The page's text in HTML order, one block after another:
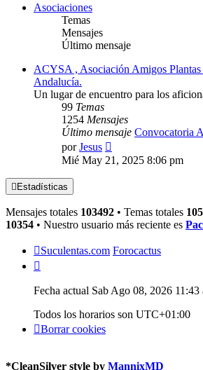
Asociaciones
Temas
Mensajes
Último mensaje
ACYSA , Asociación Amigos Plantas
Andalucía.
Un lugar de encuentro para los
99 Temas
1254 Mensajes
Último mensaje Convocatoria
porJesus
último
mensaje
Mié May 21, 2025 8:06 pm
Estadísticas
Mensajes totales 103492 • Temas totales
10354 • Nuestro usuario más reciente es
Suculentas.com Forocactus
Fecha actual Sab Ago 08, 2026 11:43
Todos los horarios son UTC+01:00
Borrar cookies
*CleanSilver style by MannixMD